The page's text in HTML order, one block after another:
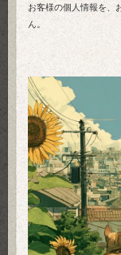
お客様の個人情報を、
ん。